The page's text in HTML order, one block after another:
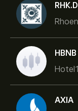
HBNB
AXIA